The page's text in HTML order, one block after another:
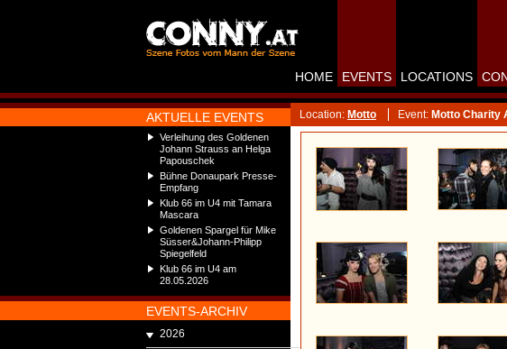
AKTUELLE EVENTS
Verleihung des Goldenen
Johann Strauss an Helga
Papouschek
Bühne Donaupark Presse-
Empfang
Klub 66 im U4 mit Tamara
Mascara
Goldenen Spargel für Mike
Süsser&Johann-Philipp
Spiegelfeld
Klub 66 im U4 am
28.05.2026
EVENTS-ARCHIV
2026
HOME EVENTS LOCATIONS
Location: Motto Event: Motto Charity